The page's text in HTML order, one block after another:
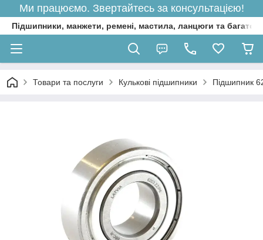
Ми працюємо. Звертайтесь за консультацією!
Підшипники, манжети, ремені, мастила, ланцюги та багато
Товари та послуги Кулькові підшипники Підшипник